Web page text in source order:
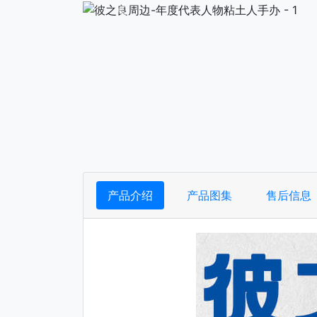
下一张
产品介绍 产品图集 售后信息